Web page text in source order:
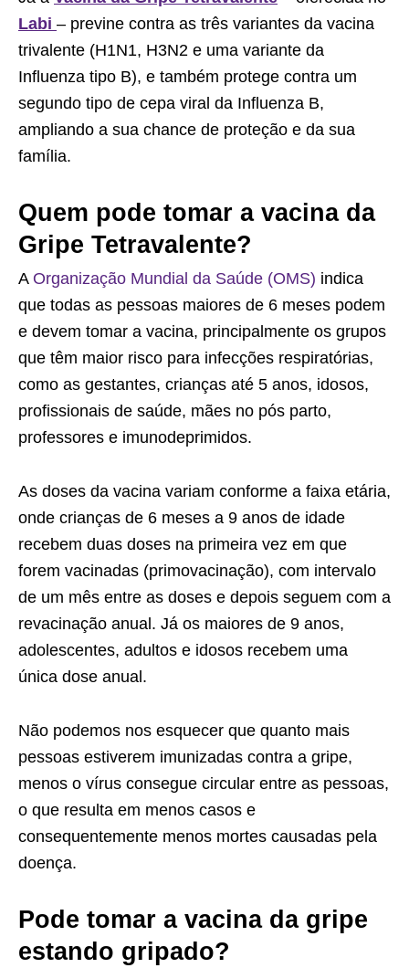
Labi – previne contra as três variantes da vacina
trivalente (H1N1, H3N2 e uma variante da
Influenza tipo B), e também protege contra um
segundo tipo de cepa viral da Influenza B,
ampliando a sua chance de proteção e da sua
família.
Quem pode tomar a vacina da
Gripe Tetravalente?
A Organização Mundial da Saúde (OMS) indica
que todas as pessoas maiores de 6 meses podem
e devem tomar a vacina, principalmente os grupos
que têm maior risco para infecções respiratórias,
como as gestantes, crianças até 5 anos, idosos,
profissionais de saúde, mães no pós parto,
professores e imunodeprimidos.
As doses da vacina variam conforme a faixa etária,
onde crianças de 6 meses a 9 anos de idade
recebem duas doses na primeira vez em que
forem vacinadas (primovacinação), com intervalo
de um mês entre as doses e depois seguem com a
revacinação anual. Já os maiores de 9 anos,
adolescentes, adultos e idosos recebem uma
única dose anual.
Não podemos nos esquecer que quanto mais
pessoas estiverem imunizadas contra a gripe,
menos o vírus consegue circular entre as pessoas,
o que resulta em menos casos e
consequentemente menos mortes causadas pela
doença.
Pode tomar a vacina da gripe
estando gripado?